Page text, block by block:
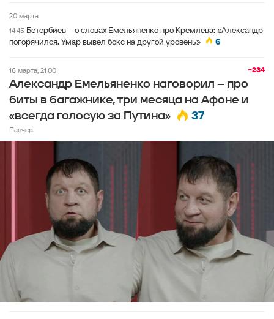
20 марта
14:45 Бетербиев – о словах Емельяненко про Кремлева: «Александр
погорячился. Умар вывел бокс на другой уровень»
6
−234
16 марта, 21:00
Александр Емельяненко наговорил – про
биты в багажнике, три месяца на Афоне и
«всегда голосую за Путина»
37
Панчер